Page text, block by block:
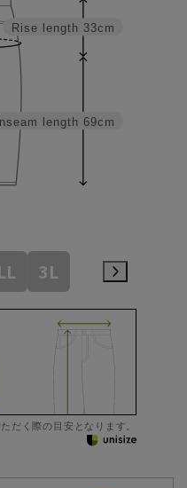
Inseam length 69cm
Rise length 33cm
3L
だく際の目安となります。